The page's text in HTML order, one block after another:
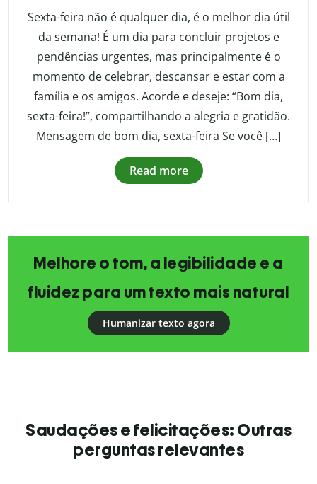
Sexta-feira não é qualquer dia, é o melhor dia útil
da semana! É um dia para concluir projetos e
pendências urgentes, mas principalmente é o
momento de celebrar, descansar e estar com a
família e os amigos. Acorde e deseje: “Bom dia,
sexta-feira!”, compartilhando a alegria e gratidão.
Mensagem de bom dia, sexta-feira Se você […]
Read more
Melhore o tom, a legibilidade e a
fluidez para um texto mais natural
Humanizar texto agora
Saudações e felicitações: Outras
perguntas relevantes